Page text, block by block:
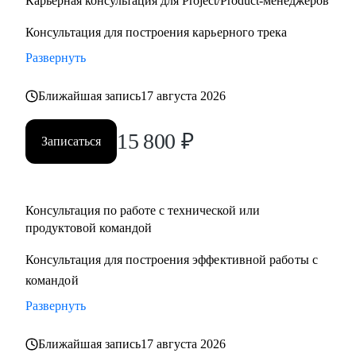
Консультация для построения карьерного трека
Развернуть
Ближайшая запись17 августа 2026
Записаться 15 800 ₽
Консультация по работе с технической или
продуктовой командой
Консультация для построения эффективной работы с
командой
Развернуть
Ближайшая запись17 августа 2026